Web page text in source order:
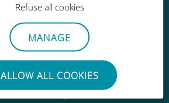
Refuse all cookies
MANAGE
ALLOW ALL COOKIES
可能
手間いらず